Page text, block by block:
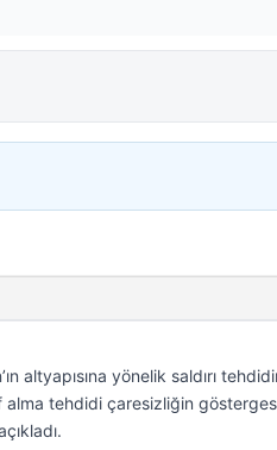
altyapısına yönelik saldırı
alma tehdidi çaresizliğin